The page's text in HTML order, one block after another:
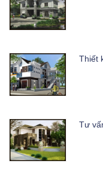
Thiết
Tư